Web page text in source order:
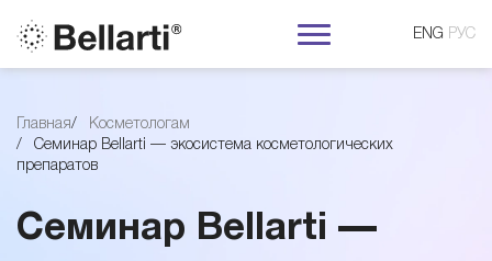
ENG РУС
е
м
Главная
Косметологам
Семинар Bellarti — экосистема косметологических
препаратов
Семинар Bellarti —